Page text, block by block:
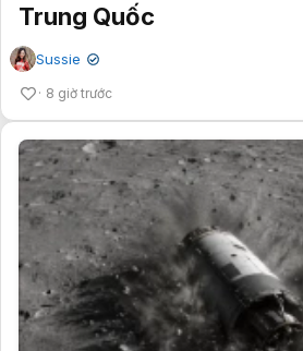
Trung Quốc
Sussie ✔
8 giờ trước